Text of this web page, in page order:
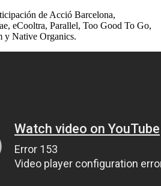
de Acció Barcelona,
eCooltra, Parallel, Too Good To Go,
y Native Organics.